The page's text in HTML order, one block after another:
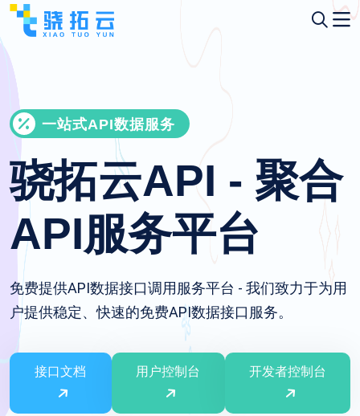
一站式API数据服务
骁拓云API - 聚合
API服务平台
免费提供API数据接口调用服务平台 - 我们致力于为用
户提供稳定、快速的免费API数据接口服务。
接口文档 用户控制台 开发者控制台